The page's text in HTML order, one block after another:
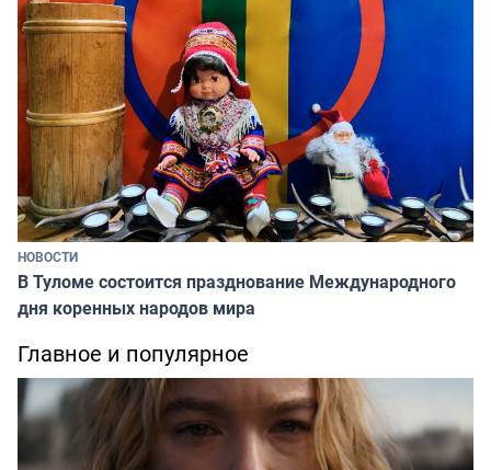
НОВОСТИ
В Туломе состоится празднование Международного
дня коренных народов мира
Главное и популярное